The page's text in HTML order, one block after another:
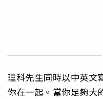
理科先生同時以中英文
你在一起。當你足夠大